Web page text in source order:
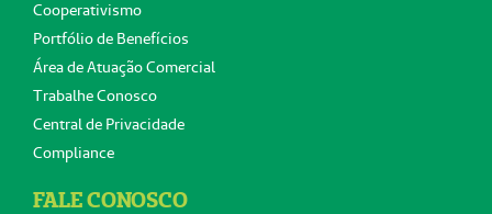
Cooperativismo
Portfólio de Benefícios
Área de Atuação Comercial
Trabalhe Conosco
Central de Privacidade
Compliance
FALE CONOSCO